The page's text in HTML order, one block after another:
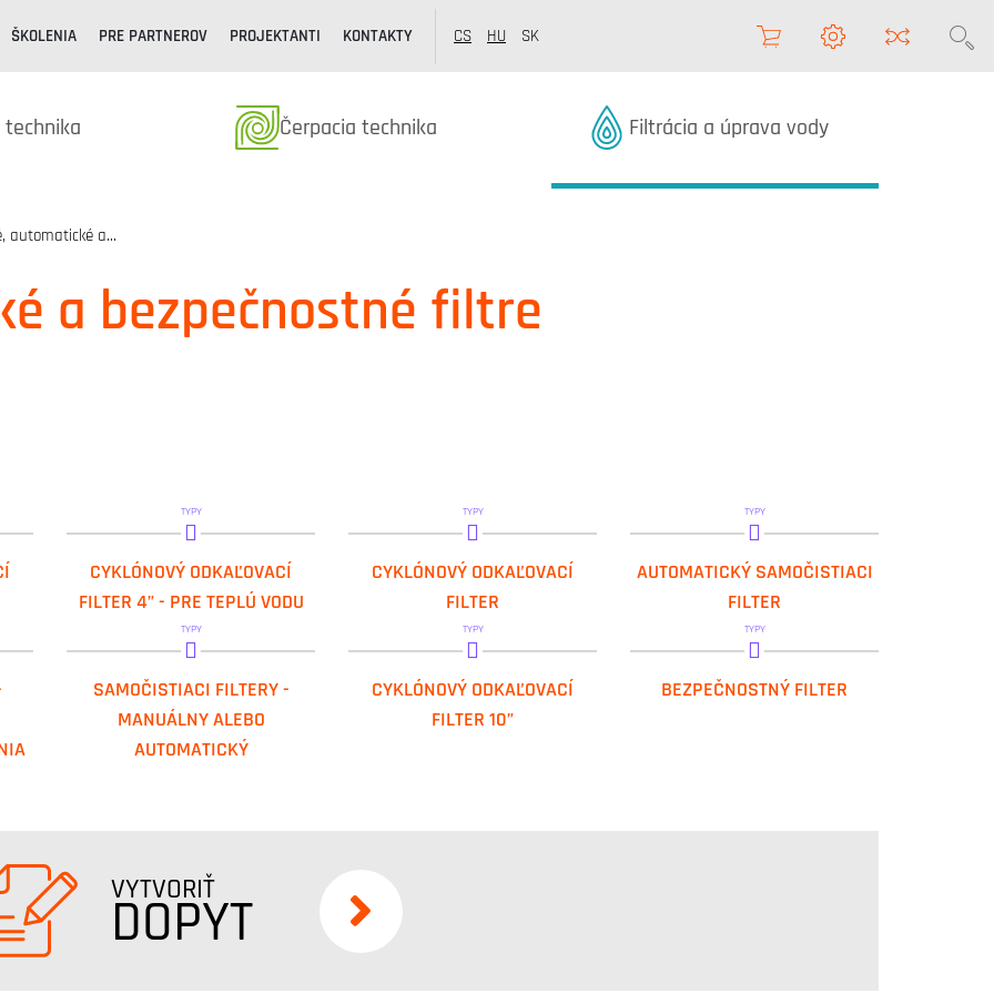
ŠKOLENIA PRE PARTNEROV PROJEKTANTI KONTAKTY CS HU SK
kategóriából
technika Termékek kategóriából
Čerpacia technika Termékek kategóriából
Filtrácia a úprava vody
automatické a…
a bezpečnostné filtre
TYPY
CYKLÓNOVÝ ODKAĽOVACÍ
FILTER 4” - PRE TEPLÚ VODU
TYPY
GEL.DEPURA CYCLON 3000 SI
CYKLÓNOVÝ ODKAĽOVACÍ
FILTER
TYPY
AUTOMATICKÝ SAMOČISTIACI
FILTER
TYPY
IVAR.SFAN
IVAR.SFGAR
SAMOČISTIACI FILTERY -
MANUÁLNY ALEBO
AUTOMATICKÝ
TYPY
GEL.DEPURA CYCLON 3000 OX
CYKLÓNOVÝ ODKAĽOVACÍ
FILTER 10”
TYPY
BEZPEČNOSTNÝ FILTER
VYTVORIŤ
DOPYT